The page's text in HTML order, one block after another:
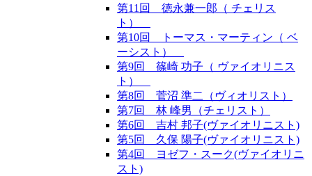
第11回 徳永兼一郎（ チェリス
ト）
第10回 トーマス・マーティン（ ベ
ーシスト）
第9回 篠崎 功子（ ヴァイオリニス
ト）
第8回 菅沼 準二（ヴィオリスト）
第7回 林 峰男（チェリスト）
第6回 吉村 邦子(ヴァイオリニスト)
第5回 久保 陽子(ヴァイオリニスト)
第4回 ヨゼフ・スーク(ヴァイオリニ
スト)